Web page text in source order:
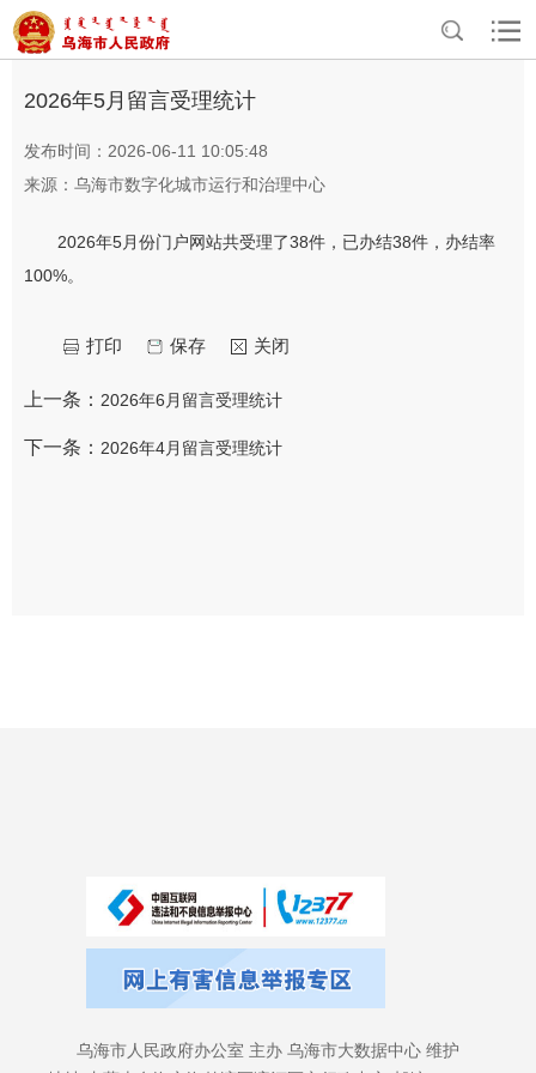
首页>互动交流 > 留言反馈季度统计
2026年5月留言受理统计
发布时间：2026-06-11 10:05:48
来源：乌海市数字化城市运行和治理中心
2026年5月份门户网站共受理了38件，已办结38件，办结率
100%。
关闭
保存
打印
上一条： 2026年6月留言受理统计
下一条： 2026年4月留言受理统计
乌海市人民政府办公室 主办 乌海市大数据中心 维护